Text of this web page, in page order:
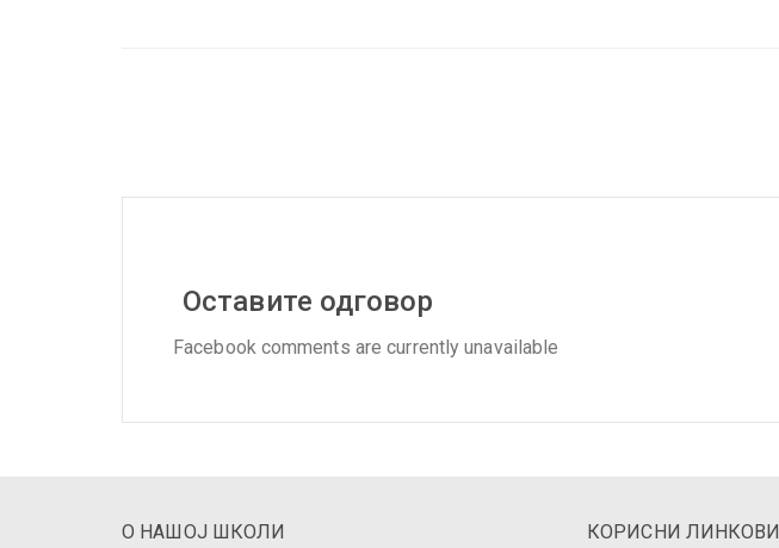
Оставите одговор
Facebook comments are currently unavailable
О НАШОЈ ШКОЛИ КОРИСНИ ЛИНКОВИ